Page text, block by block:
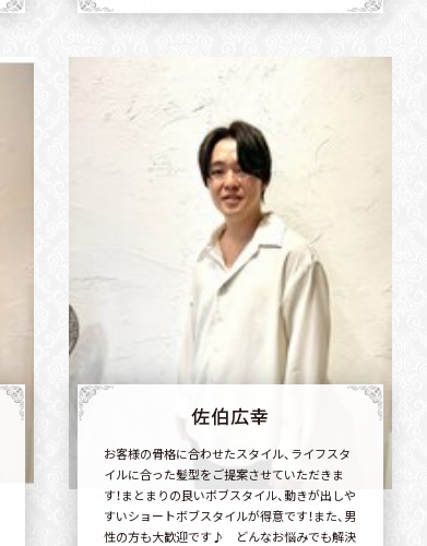
佐伯広幸
お客様の骨格に合わせたスタイル、ライフスタ
イルに合った髪型をご提案させていただきま
す！まとまりの良いボブスタイル、動きが出しや
すいショートボブスタイルが得意です！また、男
性の方も大歓迎です♪ どんなお悩みでも解決